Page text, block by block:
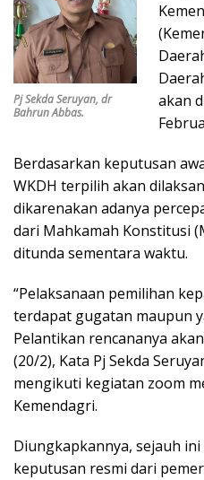
Pj Sekda Seruyan, dr
Bahrun Abbas.
akan
Berdasarkan keputusan
WKDH terpilih akan
dikarenakan adanya
dari Mahkamah Konstitusi
ditunda sementara waktu.
“Pelaksanaan pemilihan
terdapat gugatan maupun
Pelantikan rencananya
(20/2), Kata Pj Sekda
mengikuti kegiatan zoom
Kemendagri.
Diungkapkannya, sejauh
keputusan resmi dari